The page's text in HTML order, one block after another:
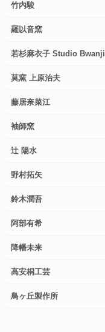
竹内駿
羅以音窯
若杉麻衣子 Studio Bwanji
莫窯 上原治夫
藤居奈菜江
袖師窯
辻 陽水
野村拓矢
鈴木潤吾
阿部有希
降幡未来
高安桐工芸
鳥ヶ丘製作所